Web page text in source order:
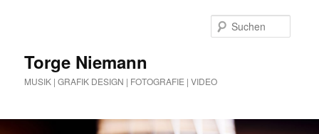
Torge Niemann
MUSIK | GRAFIK DESIGN | FOTOGRAFIE | VIDEO